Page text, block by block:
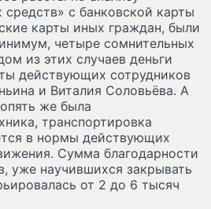
с банковской карты
карты иных граждан, были
четыре сомнительных
из этих случаев деньги
действующих сотрудников
и Виталия Соловьёва. А
же была
транспортировка
в нормы действующих
Сумма благодарности
уже научившихся закрывать
от 2 до 6 тысяч